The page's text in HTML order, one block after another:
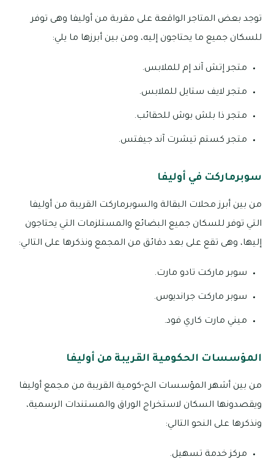
توجد بعض المتاجر الواقعة على مقربة من أوليفا وهى توفر
للسكان جميع ما يحتاجون إليه، ومن بين أبرزها ما يلي:
متجر إتش آند إم للملابس.
متجر لايف ستايل للملابس.
متجر ذا بلش بوش للحقائب.
متجر كستم تيشرت آند جيفتس.
سوبرماركت في أوليفا
من بين أبرز محلات البقالة والسوبرماركت القريبة من أوليفا
التي توفر للسكان جميع البضائع والمستلزمات التي يحتاجون
إليها، وهى تقع على بعد دقائق من المجمع ونذكرها على التالي:
سوبر ماركت تادو مارت.
سوبر ماركت جرانديوس.
ميني مارت كاري فود.
المؤسسات الحكومية القريبة من أوليفا
من بين أشهر المؤسسات الح-كومية القريبة من مجمع أوليفا
ويقصدونها السكان لاستخراج الوراق والمستندات الرسمية،
ونذكرها على النحو التالي:
مركز خدمة تسهيل.